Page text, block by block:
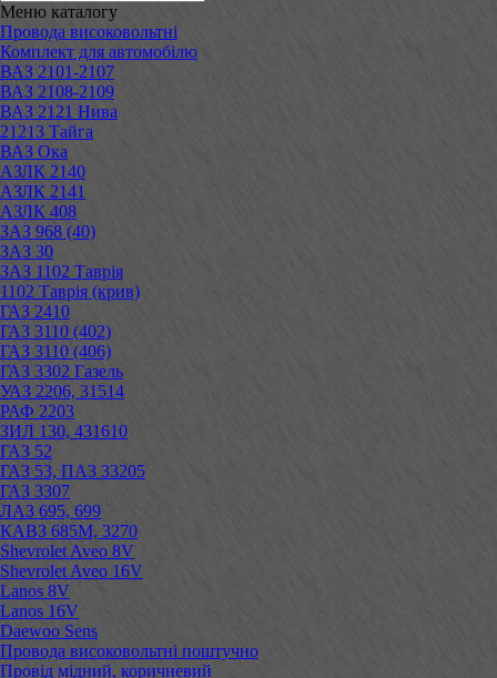
Меню каталогу
Провода високовольтні
Комплект для автомобілю
ВАЗ 2101-2107
ВАЗ 2108-2109
ВАЗ 2121 Нива
21213 Тайга
ВАЗ Ока
АЗЛК 2140
АЗЛК 2141
АЗЛК 408
ЗАЗ 968 (40)
ЗАЗ 30
ЗАЗ 1102 Таврія
1102 Таврія (крив)
ГАЗ 2410
ГАЗ 3110 (402)
ГАЗ 3110 (406)
ГАЗ 3302 Газель
УАЗ 2206, 31514
РАФ 2203
ЗИЛ 130, 431610
ГАЗ 52
ГАЗ 53, ПАЗ 33205
ГАЗ 3307
ЛАЗ 695, 699
КАВЗ 685М, 3270
Shevrolet Aveo 8V
Shevrolet Aveo 16V
Lanos 8V
Lanos 16V
Daewoo Sens
Провода високовольтні поштучно
Провід мідний, коричневий